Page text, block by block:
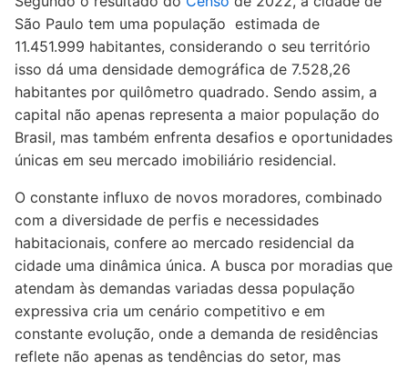
São Paulo tem uma população estimada de
11.451.999 habitantes, considerando o seu território
isso dá uma densidade demográfica de 7.528,26
habitantes por quilômetro quadrado. Sendo assim, a
capital não apenas representa a maior população do
Brasil, mas também enfrenta desafios e oportunidades
únicas em seu mercado imobiliário residencial.
O constante influxo de novos moradores, combinado
com a diversidade de perfis e necessidades
habitacionais, confere ao mercado residencial da
cidade uma dinâmica única. A busca por moradias que
atendam às demandas variadas dessa população
expressiva cria um cenário competitivo e em
constante evolução, onde a demanda de residências
reflete não apenas as tendências do setor, mas